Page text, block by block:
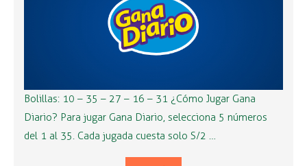
Bolillas: 10 – 35 – 27 – 16 – 31 ¿Cómo Jugar Gana
Diario? Para jugar Gana Diario, selecciona 5 números
del 1 al 35. Cada jugada cuesta solo S/2 …